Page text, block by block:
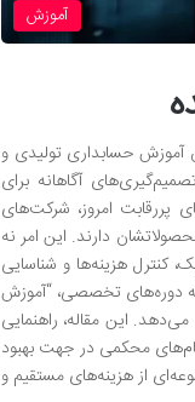
آموزش
آموزش حسابداری تولیدی و
آگاهانه برای
پررقابت امروز، شرکت‌های
دارند. این امر نه
کنترل هزینه‌ها و شناسایی
دوره‌های تخصصی، “آموزش
این مقاله، راهنمایی
گام‌های محکمی در جهت بهبود
از هزینه‌های مستقیم و